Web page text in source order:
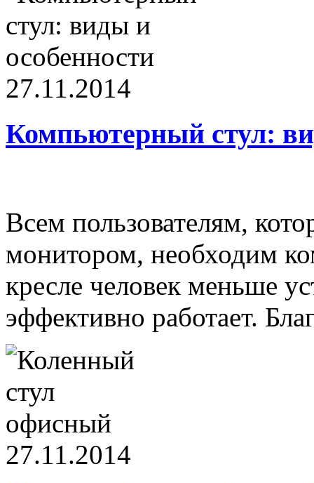
27.11.2014
Компьютерный стул:
Всем пользователям,
монитором, необходим
кресле человек меньше
эффективно работает.
27.11.2014